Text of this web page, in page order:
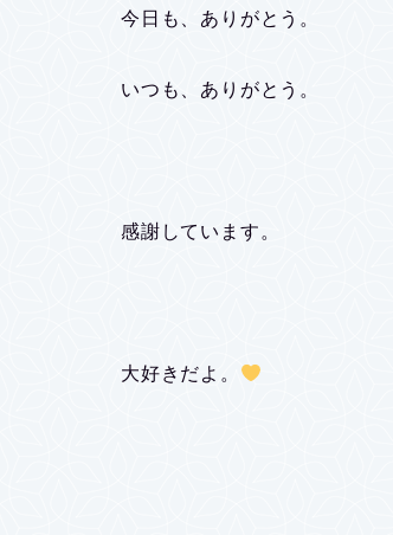
今日も、ありがとう。
いつも、ありがとう。
感謝しています。
大好きだよ。